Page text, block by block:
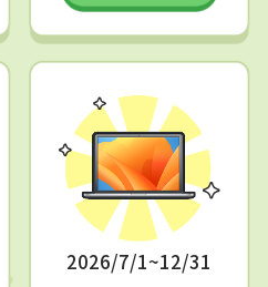
2026/7/1~12/31